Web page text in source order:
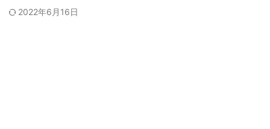
2022年6月16日